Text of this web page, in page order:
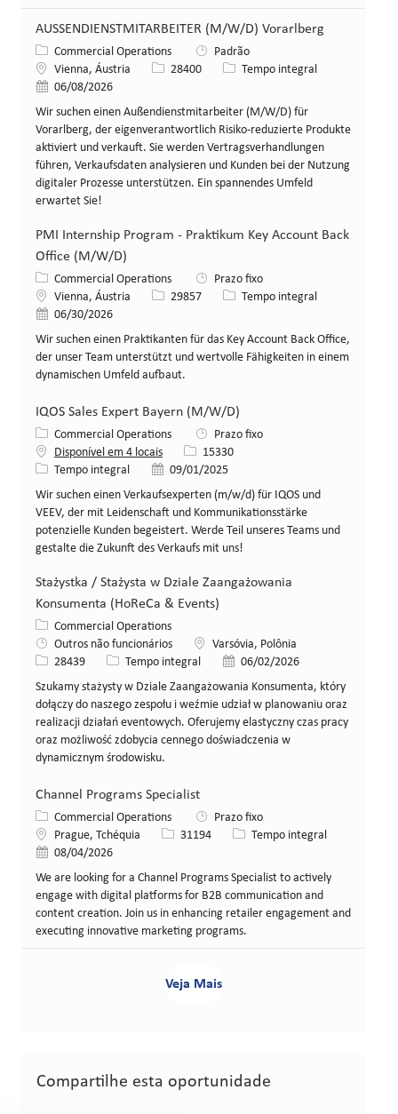
AUSSENDIENSTMITARBEITER (M/W/D) Vorarlberg
Categoria
Commercial Operations
Padrão
LocalVienna, Áustria ID da vaga
28400 Tipo de cargo
Tempo integral
Data de publicação
06/08/2026
Wir suchen einen Außendienstmitarbeiter (M/W/D) für
Vorarlberg, der eigenverantwortlich Risiko-reduzierte Produkte
aktiviert und verkauft. Sie werden Vertragsverhandlungen
führen, Verkaufsdaten analysieren und Kunden bei der Nutzung
digitaler Prozesse unterstützen. Ein spannendes Umfeld
erwartet Sie!
PMI Internship Program - Praktikum Key Account Back
Office (M/W/D)
Categoria
Commercial Operations
Prazo fixo
LocalVienna, Áustria ID da vaga
29857 Tipo de cargo
Tempo integral
Data de publicação
06/30/2026
Wir suchen einen Praktikanten für das Key Account Back Office,
der unser Team unterstützt und wertvolle Fähigkeiten in einem
dynamischen Umfeld aufbaut.
IQOS Sales Expert Bayern (M/W/D)
Categoria
Commercial Operations
Prazo fixo
Disponível em 4 locais
ID da vaga
15330
Tipo de cargo
Tempo integral Data de publicação
09/01/2025
Wir suchen einen Verkaufsexperten (m/w/d) für IQOS und
VEEV, der mit Leidenschaft und Kommunikationsstärke
potenzielle Kunden begeistert. Werde Teil unseres Teams und
gestalte die Zukunft des Verkaufs mit uns!
Stażystka / Stażysta w Dziale Zaangażowania
Konsumenta (HoReCa & Events)
Categoria
Commercial Operations
Outros não funcionários
LocalVarsóvia, Polônia
ID da vaga
28439 Tipo de cargo
Tempo integral Data de publicação
06/02/2026
Szukamy stażysty w Dziale Zaangażowania Konsumenta, który
dołączy do naszego zespołu i weźmie udział w planowaniu oraz
realizacji działań eventowych. Oferujemy elastyczny czas pracy
oraz możliwość zdobycia cennego doświadczenia w
dynamicznym środowisku.
Channel Programs Specialist
Categoria
Commercial Operations
Prazo fixo
LocalPrague, Tchéquia ID da vaga
31194 Tipo de cargo
Tempo integral
Data de publicação
08/04/2026
We are looking for a Channel Programs Specialist to actively
engage with digital platforms for B2B communication and
content creation. Join us in enhancing retailer engagement and
executing innovative marketing programs.
Veja Mais
Compartilhe esta oportunidade